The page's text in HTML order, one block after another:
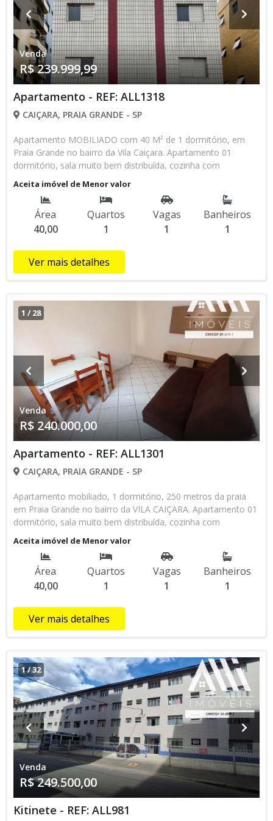
apartamento pode oferecer!!! ALLI IMÒVEIS!!!!! O imóvel que
você procura esta aqui!!!!!!
Venda
R$ 239.999,99
Apartamento - REF: ALL1318
CAIÇARA, PRAIA GRANDE - SP
Apartamento MOBILIADO com 40 M² de 1 dormitório, em
Praia Grande no bairro da Vila Caiçara. Apartamento 01
dormitório, sala muito bem distribuída, cozinha com
armários, área de serviço, banheiro social com box e 01 vaga
de garagem, 250 metros da Praia. Próximo a todo tipo de
comércio do bairro, feira de artesanato, novos quiosques,
atacadão, lanchonetes, supermercados, bares. Etc... VENDA:
239.999,99 A VISTA, FINANCIADO OU ENTRADA DE R$
CONDOMÍNIO: R$ 420,00 - IPTU: R$ 183,00 Excelente
oportunidade para morar e um ótimo investimento, não
corretores ou agende sua visita através do WhatsApp (13)
98145-4443 . Venha conhecer a nossa loja que está localizada
na Av. Pres. Castelo Branco, n° 388 Canto do Forte - Praia
Grande/SP, CEP: 11700-800. Os valores e condições de
pagamento sujeito a alteração sem aviso prévio.*Consulte-
nos sobre disponibilidade do imóvel.*
Aceita imóvel de Menor valor
Área
40,00
Quartos
1
Vagas
1
Banheiros
1
Ver mais detalhes
1 / 28
Venda
R$ 240.000,00
Apartamento - REF: ALL1301
CAIÇARA, PRAIA GRANDE - SP
Apartamento mobiliado, 1 dormitório, 250 metros da praia
em Praia Grande no bairro da VILA CAIÇARA. Apartamento 01
dormitório, sala muito bem distribuída, cozinha com
armários, banheiro social com box, área de serviço, 01 vagas
de garagem, 2° andar. Próximo ao centro comercial do bairro,
padarias, mercados, farmácias e todo tipo de comercio.
PRÉDIO COM: Área comum, vaga de garagem suficiente.
VENDA: R$ 240.000,00 A VISTA, FINANCIADO OU ENTRADA
2.200,00. COND: R$ 420,00 IPTU: R$ 183,00 Excelente
oportunidade para morar e investir, não perca tempo agende
através do WhatsApp (13) 98145-4443 . Venha conhecer a
nossa loja que está localizada na Av. Pres. Castelo Branco, n°
388 Canto do Forte - Praia Grande/SP, CEP: 11700-800. Os
valores e condições de pagamento sujeito a alteração sem
aviso prévio.*Consulte-nos sobre disponibilidade do imóvel.*
https://www.alliimoveis.com.br
Aceita imóvel de Menor valor
Área
40,00
Quartos
1
Vagas
1
Banheiros
1
Ver mais detalhes
1/32
Venda
R$ 249.500,00
Kitinete - REF: ALL981